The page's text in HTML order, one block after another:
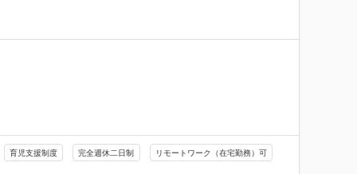
育児支援制度 完全週休二日制 リモートワーク（在宅勤務）可